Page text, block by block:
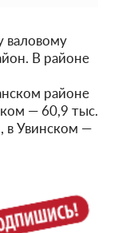
валовому
В районе
районе
— 60,9 тыс.
в Увинском —